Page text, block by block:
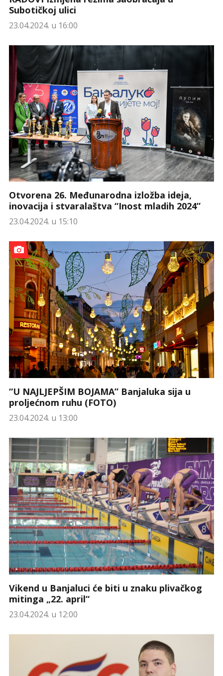
Subotičkoj ulici
23.04.2024. u 16:00
Otvorena 26. Međunarodna izložba ideja,
inovacija i stvaralaštva “Inost mladih 2024”
23.04.2024. u 15:10
“U NAJLJEPŠIM BOJAMA” Banjaluka sija u
proljećnom ruhu (FOTO)
23.04.2024. u 13:00
Vikend u Banjaluci će biti u znaku plivačkog
mitinga „22. april“
23.04.2024. u 12:00